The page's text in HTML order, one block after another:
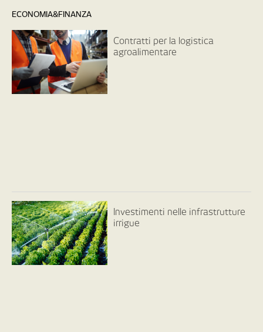
ECONOMIA&FINANZA
Contratti per la logistica
agroalimentare
Investimenti nelle infrastrutture
irrigue